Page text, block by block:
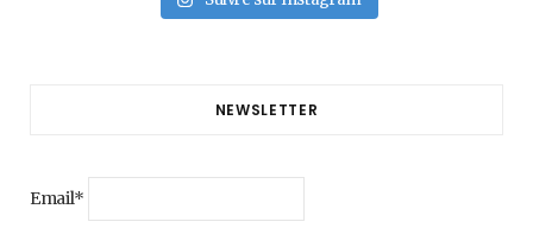
NEWSLETTER
Email*